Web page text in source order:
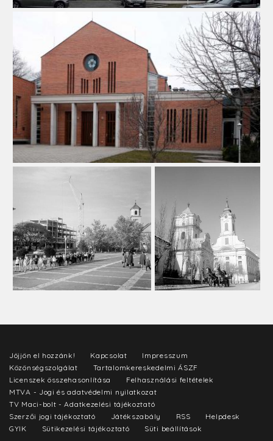
Jöjjön el hozzánk! Kapcsolat
Impresszum
Közönségszolgálat
Tartalomkereskedelmi ÁSZF
Licenszek összehasonlítása
Felhasználási feltételek
MTVA - Jogi és adatvédelmi nyilatkozat
TV Maci-bolt - Adatkezelési tájékoztató
Szerzői jogi tájékoztató
Játékszabály RSS
Helpdesk
GYIK
Sütikezelési tájékoztató Süti beállítások